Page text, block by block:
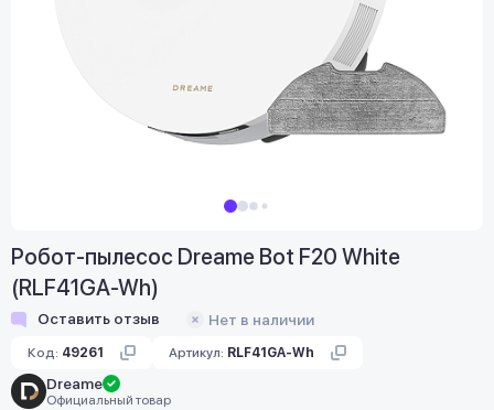
Робот-пылесос Dreame Bot F20 White
(RLF41GA-Wh)
Оставить отзыв Нет в наличии
Код: 49261 Артикул: RLF41GA-Wh
Dreame
Официальный товар